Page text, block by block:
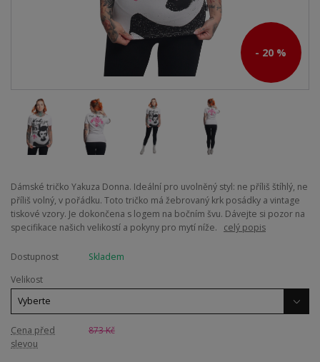
- 20 %
Dámské tričko Yakuza Donna. Ideální pro uvolněný styl: ne příliš štíhlý, ne
příliš volný, v pořádku. Toto tričko má žebrovaný krk posádky a vintage
tiskové vzory. Je dokončena s logem na bočním švu. Dávejte si pozor na
specifikace našich velikostí a pokyny pro mytí níže. celý popis
Dostupnost
Skladem
Velikost
Cena před
slevou
873 Kč